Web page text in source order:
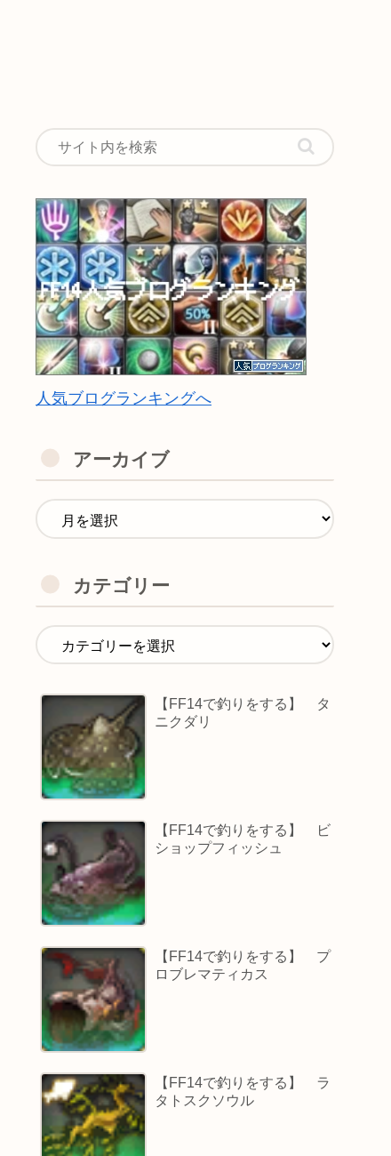
人気ブログランキングへ
アーカイブ
カテゴリー
【FF14で釣りをする】 タ
ニクダリ
【FF14で釣りをする】 ビ
ショップフィッシュ
【FF14で釣りをする】 プ
ロブレマティカス
【FF14で釣りをする】 ラ
タトスクソウル